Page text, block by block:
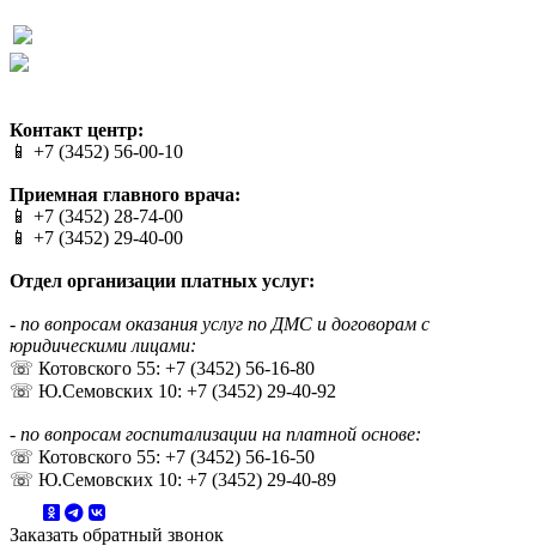
Контакт центр:
📱 +7 (3452) 56-00-10
Приемная главного врача:
📱 +7 (3452) 28-74-00
📱 +7 (3452) 29-40-00
Отдел организации платных услуг:
- по вопросам оказания услуг по ДМС и договорам с
юридическими лицами:
☏ Котовского 55: +7 (3452) 56-16-80
☏ Ю.Семовских 10: +7 (3452) 29-40-92
- по вопросам госпитализации на платной основе:
☏ Котовского 55: +7 (3452) 56-16-50
☏ Ю.Семовских 10: +7 (3452) 29-40-89
Заказать обратный звонок